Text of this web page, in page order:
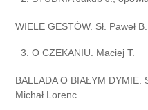
WIELE GESTÓW. Sł. Paweł
O CZEKANIU. Maciej Т.
BALLADA O BIAŁYM DYMIE.
Michał Lorenc